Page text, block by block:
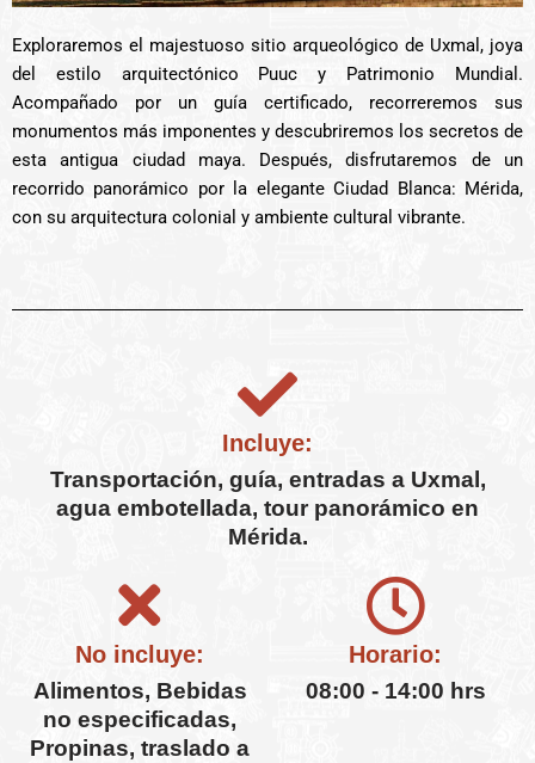
Exploraremos el majestuoso sitio arqueológico de Uxmal, joya
del estilo arquitectónico Puuc y Patrimonio Mundial.
Acompañado por un guía certificado, recorreremos sus
monumentos más imponentes y descubriremos los secretos de
esta antigua ciudad maya. Después, disfrutaremos de un
recorrido panorámico por la elegante Ciudad Blanca: Mérida,
con su arquitectura colonial y ambiente cultural vibrante.
Incluye:
Transportación, guía, entradas a Uxmal,
agua embotellada, tour panorámico en
Mérida.
No incluye:
Alimentos, Bebidas
no especificadas,
Propinas, traslado a
Horario:
08:00 - 14:00 hrs